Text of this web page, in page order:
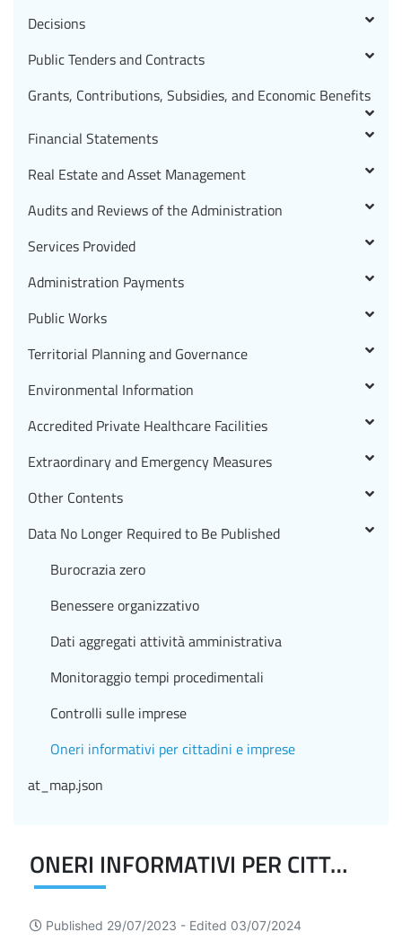
ONERI INFORMATIVI PER CITTADINI E IMPRESE
Published 29/07/2023 - Edited 03/07/2024
Decisions
Public Tenders and Contracts
Grants, Contributions, Subsidies, and Economic Benefits
Financial Statements
Real Estate and Asset Management
Audits and Reviews of the Administration
Services Provided
Administration Payments
Public Works
Territorial Planning and Governance
Environmental Information
Accredited Private Healthcare Facilities
Extraordinary and Emergency Measures
Other Contents
Data No Longer Required to Be Published
Burocrazia zero
Benessere organizzativo
Dati aggregati attività amministrativa
Monitoraggio tempi procedimentali
Controlli sulle imprese
Oneri informativi per cittadini e imprese
at_map.json